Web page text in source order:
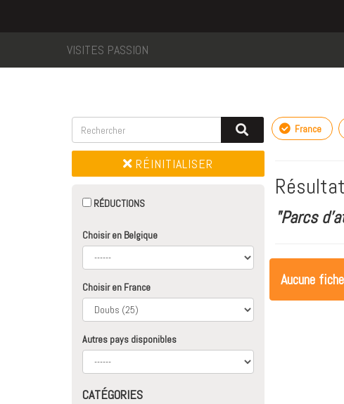
VISITES PASSION
RÉINITIALISER
RÉDUCTIONS
Choisir en Belgique
Choisir en France
Autres pays disponibles
CATÉGORIES
France
"Parcs
Aucune